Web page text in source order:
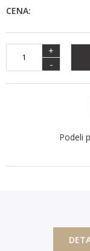
CENA:
+
-
Podeli